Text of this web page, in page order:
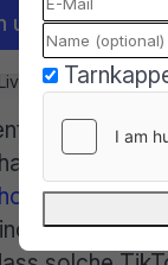
und Inhalte
ist keine
eine
Urteil C-